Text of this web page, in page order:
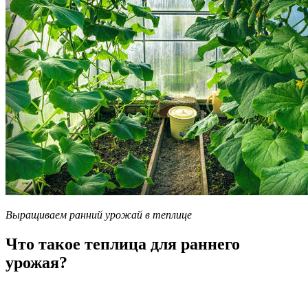
Выращиваем ранний урожай в теплице
Что такое теплица для раннего
урожая?